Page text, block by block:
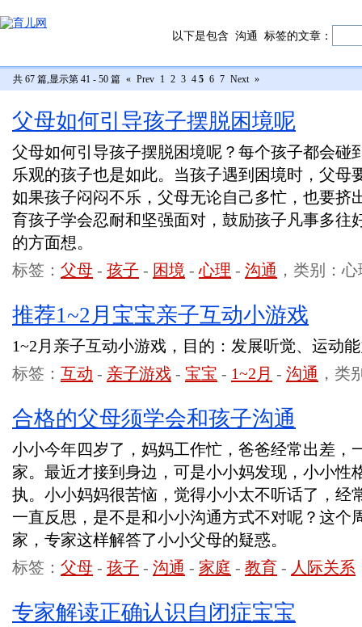
以下是包含 沟通 标签的文章：
共 67 篇,显示第 41 - 50 篇 « Prev 1 2 3 4 5 6 7 Next »
父母如何引导孩子摆脱困境呢
父母如何引导孩子摆脱困境呢？每个孩子都会碰
乐观的孩子也是如此。当孩子遇到困境时，父母
如果孩子闷闷不乐，父母无论自己多忙，也要挤
育孩子学会忍耐和坚强面对，鼓励孩子凡事多往
的方面想。
标签： 父母 - 孩子 - 困境 -心理 - 沟通 ，类别：
推荐1~2月宝宝亲子互动小游戏
1~2月亲子互动小游戏，目的：发展听觉、运动
标签： 互动 - 亲子游戏 - 宝宝 - 1~2月 - 沟通 ，类
合格的父母须学会和孩子沟通
小小今年四岁了，妈妈工作忙，爸爸经常出差，
家。最近才接到身边，可是小小妈发现，小小性
执。小小妈妈很苦恼，觉得小小太不听话了，经
一直反思，是不是和小小沟通方式不对呢？这个
家，专家这样解答了小小父母的疑惑。
标签： 父母 - 孩子 - 沟通 - 家庭 - 教育 - 人际关系
专家解读正确认识自闭症宝宝